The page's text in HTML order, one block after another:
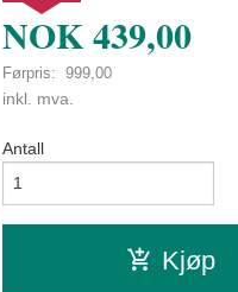
NOK439,00
Førpris: 999,00
Rabatt
inkl. mva.
Antall
Kjøp